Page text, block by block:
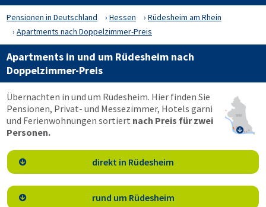
Pensionen in Deutschland Hessen
Rüdesheim am Rhein
Apartments nach Doppelzimmer-Preis
Apartments in und um Rüdesheim nach
Doppelzimmer-Preis

Übernachten in und um Rüdesheim. Hier finden Sie
Pensionen, Privat- und Messezimmer, Hotels garni
und Ferienwohnungen sortiert nach Preis für zwei
Personen.
 direkt in Rüdesheim
 rund um Rüdesheim